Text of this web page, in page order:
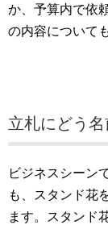
か、予算内で依
の内容について
立札にどう
ビジネスシーン
も、スタンド花
ます。スタンド